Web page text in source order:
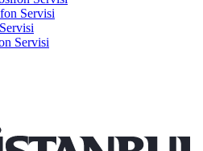
Servisi
Servisi